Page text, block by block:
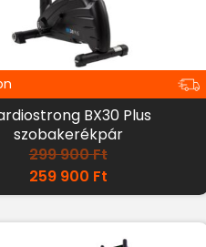
BX30 Plus
szobakerékpár
299 900Ft
259 900 Ft